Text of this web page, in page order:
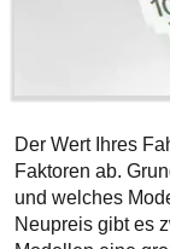
Der Wert Ihres
Faktoren ab.
und welches
Neupreis gibt es